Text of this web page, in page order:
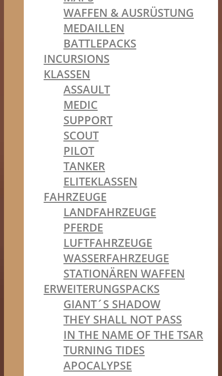
WAFFEN & AUSRÜSTUNG
MEDAILLEN
BATTLEPACKS
INCURSIONS
KLASSEN
ASSAULT
MEDIC
SUPPORT
SCOUT
PILOT
TANKER
ELITEKLASSEN
FAHRZEUGE
LANDFAHRZEUGE
PFERDE
LUFTFAHRZEUGE
WASSERFAHRZEUGE
STATIONÄREN WAFFEN
ERWEITERUNGSPACKS
GIANT´S SHADOW
THEY SHALL NOT PASS
IN THE NAME OF THE TSAR
TURNING TIDES
APOCALYPSE